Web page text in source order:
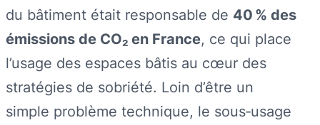
du bâtiment était responsable de 40 % des
émissions de CO₂ en France, ce qui place
l’usage des espaces bâtis au cœur des
stratégies de sobriété. Loin d’être un
simple problème technique, le sous‑usage